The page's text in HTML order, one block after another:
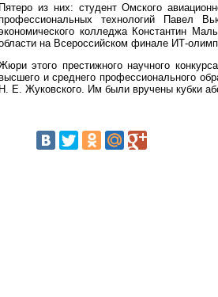
Пятеро из них: студент Омского
технологий Павел
колледжа Константин
на Всероссийском финале ИТ-
этого престижного научного
и среднего профессионального
Н. Е. Жуковского. Им были вручены кубки